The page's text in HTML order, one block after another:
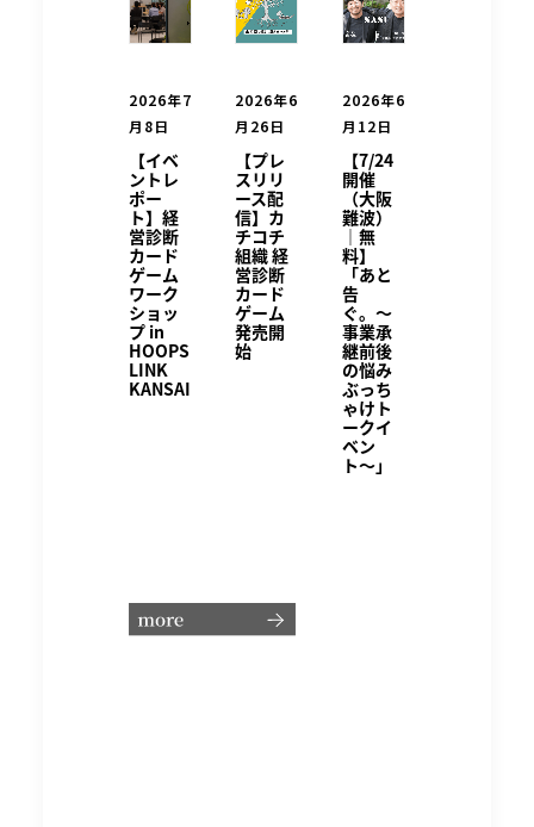
2026年7
月8日
【イベ
ントレ
ポー
ト】経
営診断
カード
ゲーム
ワーク
ショッ
プ in
HOOPS
LINK
KANSAI
2026年6
月26日
【プレ
スリリ
ース配
信】カ
チコチ
組織 経
営診断
カード
ゲーム
発売開
始
2026年6
月12日
【7/24
開催
（大阪
難波）
｜無
料】
「あと
告
ぐ。〜
事業承
継前後
の悩み
ぶっち
ゃけト
ークイ
ベン
ト〜」